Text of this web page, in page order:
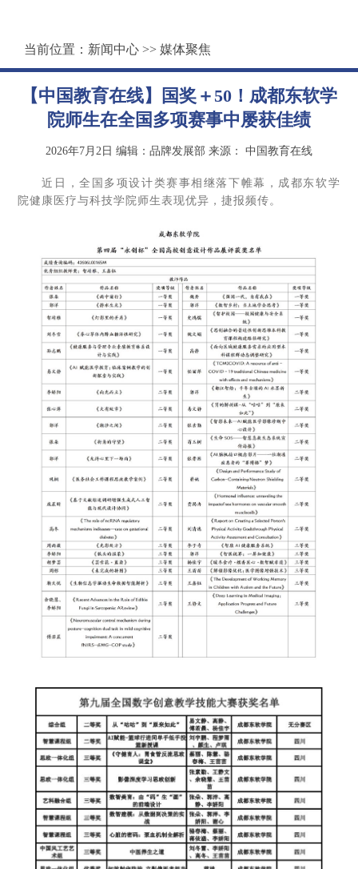
当前位置： 新闻中心 >> 媒体聚焦
【中国教育在线】国奖＋50！成都东软学
院师生在全国多项赛事中屡获佳绩
2026年7月2日 编辑：品牌发展部 来源： 中国教育在线
近日，全国多项设计类赛事相继落下帷幕，成都东软学
院健康医疗与科技学院师生表现优异，捷报频传。